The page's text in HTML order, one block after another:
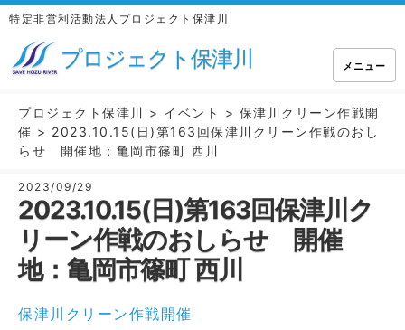
特定非営利活動法人プロジェクト保津川
プロジェクト保津川 メニュー
プロジェクト保津川 > イベント > 保津川クリーン作戦開
催 > 2023.10.15(日)第163回保津川クリーン作戦のおし
らせ 開催地：亀岡市篠町 西川
2023/09/29
2023.10.15(日)第163回保津川ク
リーン作戦のおしらせ 開催
地：亀岡市篠町 西川
保津川クリーン作戦開催